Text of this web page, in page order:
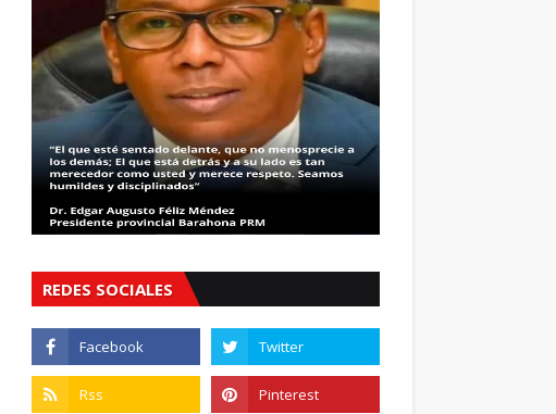
REDES SOCIALES